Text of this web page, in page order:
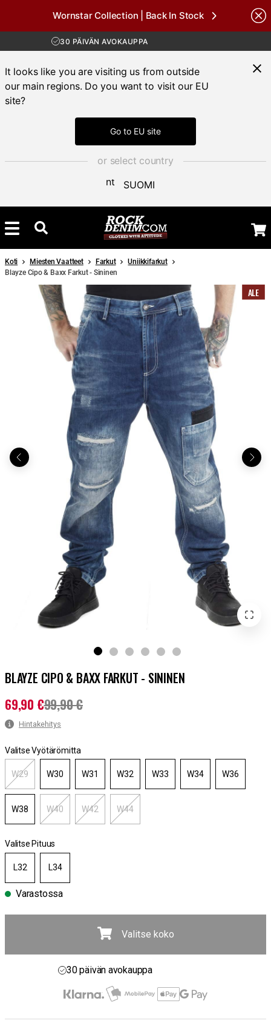
Wornstar Collection | Back In Stock
30 PÄIVÄN AVOKAUPPA
TOIMITUSAIKA 3-5 PÄIVÄÄ
ILMAINEN TOIMITUS YLI 100 € TILAUKSIIN
It looks like you are visiting us from outside
our main regions. Do you want to visit our EU
site?
Go to EU site
or select country
SUOMI
Koti Miesten Vaatteet Farkut
Uniikkifarkut
Blayze Cipo & Baxx Farkut - Sininen
ALE
BLAYZE CIPO & BAXX FARKUT - SININEN
Nykyinen hinta:69,90 €
69,90 €99,90 €
Hintakehitys
Valitse Vyötärömitta
W29 W30 W31 W32 W33 W34 W36
W38 W40 W42 W44
Valitse Pituus
L32 L34
Varastossa
Valitse koko
Ilmainen toimitus yli 100 € tilauksiin
30 päivän avokauppa
Ilmainen toimitus yli 100 € tilauksiin